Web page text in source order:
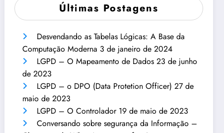
Últimas Postagens
Desvendando as Tabelas Lógicas: A Base da
Computação Moderna 3 de janeiro de 2024
LGPD – O Mapeamento de Dados 23 de junho
de 2023
LGPD – o DPO (Data Protetion Officer) 27 de
maio de 2023
LGPD – O Controlador 19 de maio de 2023
Conversando sobre segurança da Informação –